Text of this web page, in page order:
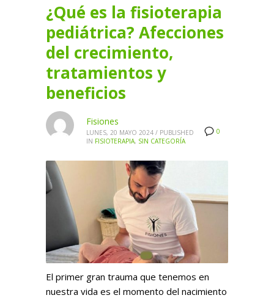
¿Qué es la fisioterapia
pediátrica? Afecciones
del crecimiento,
tratamientos y
beneficios
0
Fisiones
LUNES, 20 MAYO 2024 / PUBLISHED
IN FISIOTERAPIA, SIN CATEGORÍA
El primer gran trauma que tenemos en
nuestra vida es el momento del nacimiento